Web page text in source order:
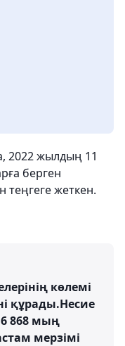
2022 жылдың 11
берген
теңгеге жеткен.
көлемі
құрады.Несие
868 мың
мерзімі